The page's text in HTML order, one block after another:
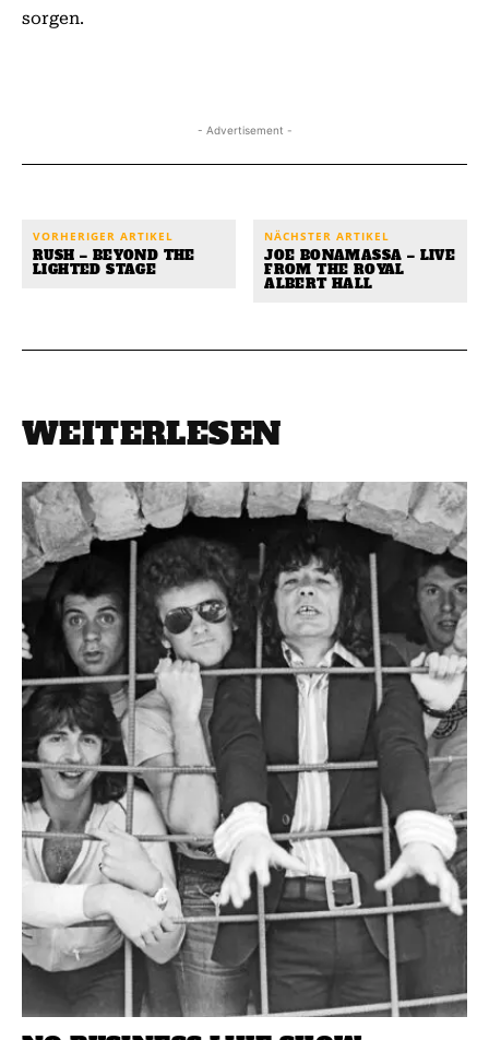
sorgen.
- Advertisement -
VORHERIGER ARTIKEL
RUSH – BEYOND THE
LIGHTED STAGE
NÄCHSTER ARTIKEL
JOE BONAMASSA – LIVE
FROM THE ROYAL
ALBERT HALL
WEITERLESEN